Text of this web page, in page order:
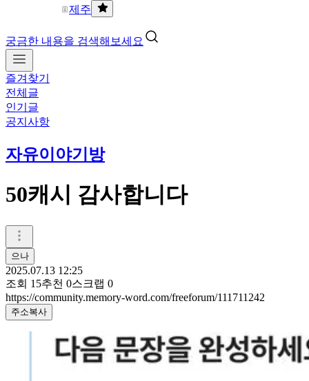
제주
궁금한 내용을 검색해보세요
즐겨찾기
전체글
인기글
공지사항
자유이야기방
50캐시 감사합니다
으나
2025.07.13 12:25
조회 15추천 0스크랩 0
https://community.memory-word.com/freeforum/111711242
주소복사